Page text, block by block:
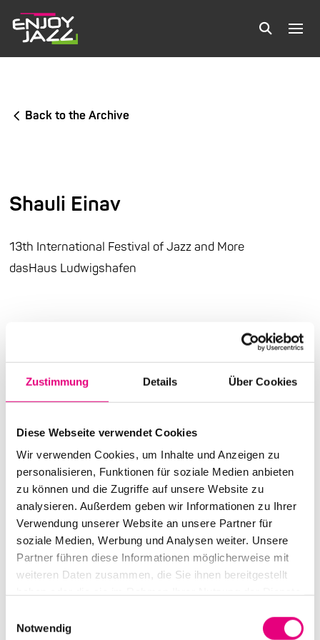
Zustimmung Details Über Cookies
Diese Webseite verwendet Cookies
Wir verwenden Cookies, um Inhalte und Anzeigen zu
personalisieren, Funktionen für soziale Medien anbieten
zu können und die Zugriffe auf unsere Website zu
analysieren. Außerdem geben wir Informationen zu Ihrer
Verwendung unserer Website an unsere Partner für
soziale Medien, Werbung und Analysen weiter. Unsere
Partner führen diese Informationen möglicherweise mit
weiteren Daten zusammen, die Sie ihnen bereitgestellt
Notwendig
Back to the Archive
Shauli Einav
13th International Festival of Jazz and More
dasHaus Ludwigshafen
Doors open:October18, 2011 – 7:00 p.m.
End:October
, 2011 – 10:30 p.m.
Shauli Einav: sax
Shai Maestro: p
Or Bareket: b
Daniel Dor: dr
Advance ticket price: €18
Box office: €21
Nationality: Israel
Ludwigshafen